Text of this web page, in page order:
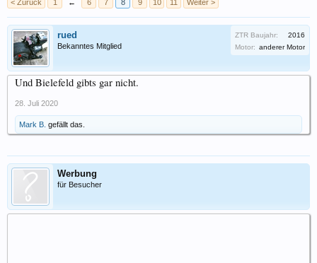
< Zurück 1 ← 6 7 8 9 10 11 Weiter >
rued
Bekanntes Mitglied
ZTR Baujahr:
2016
Motor: anderer Motor
Und Bielefeld gibts gar nicht.
28. Juli 2020
Mark B. gefällt das.
Werbung
für Besucher